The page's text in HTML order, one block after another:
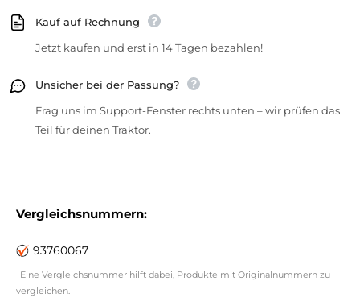
Kauf auf Rechnung
Jetzt kaufen und erst in 14 Tagen bezahlen!
Unsicher bei der Passung?
Frag uns im Support-Fenster rechts unten – wir prüfen das
Teil für deinen Traktor.
Vergleichsnummern:
93760067
Eine Vergleichsnummer hilft dabei, Produkte mit Originalnummern zu
vergleichen.